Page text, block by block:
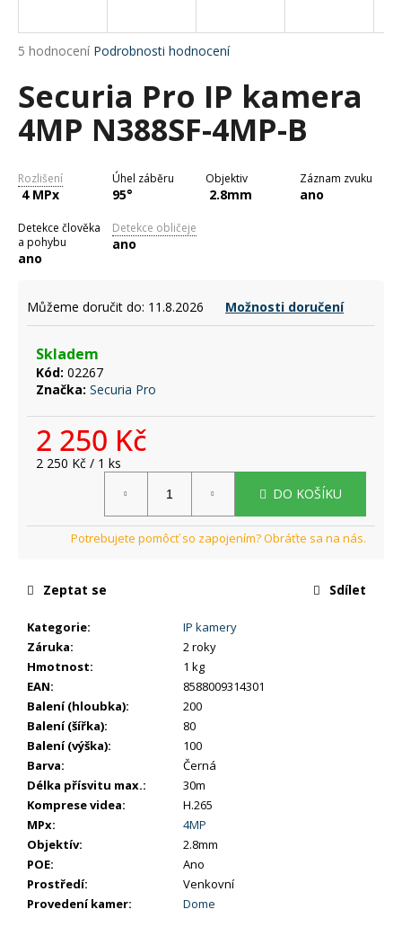
Průměrné
produktu
je
5,0
z
hvězdiček.
5 hodnocení Podrobnosti hodnocení
Securia Pro IP kamera
4MP N388SF-4MP-B
Rozlišení
4 MPx
Úhel záběru
95°
Objektiv
2.8mm
Záznam zvuku
ano
Detekce člověka
a pohybu
ano
Detekce obličeje
ano
Můžeme doručit do: 11.8.2026 Možnosti doručení
Skladem
Kód: 02267
Značka: Securia Pro
2 250 Kč
Měrná
2 250 Kč / 1 ks
DO KOŠÍKU
Kategorie:
IP kamery
Záruka:
2 roky
Hmotnost:
1 kg
EAN:
8588009314301
Balení (hloubka):
200
Balení (šířka):
80
Balení (výška):
100
Barva:
Černá
Délka přísvitu max.:
30m
Komprese videa:
H.265
MPx:
4MP
Objektív:
2.8mm
POE:
Ano
Prostředí:
Venkovní
Provedení kamer: Dome
Zeptat se Sdílet
j
t
?
o
p